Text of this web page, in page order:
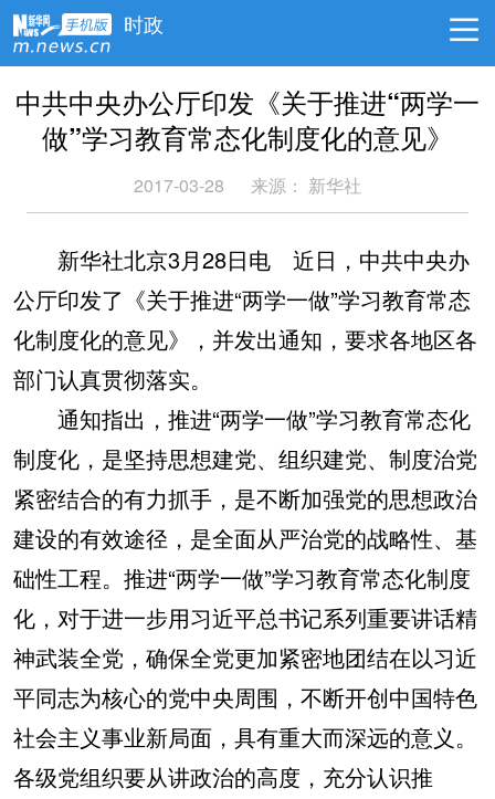
时政
中共中央办公厅印发《关于推进“两学一
做”学习教育常态化制度化的意见》
2017-03-28 来源： 新华社
新华社北京3月28日电 近日，中共中央办
公厅印发了《关于推进“两学一做”学习教育常态
化制度化的意见》，并发出通知，要求各地区各
部门认真贯彻落实。
通知指出，推进“两学一做”学习教育常态化
制度化，是坚持思想建党、组织建党、制度治党
紧密结合的有力抓手，是不断加强党的思想政治
建设的有效途径，是全面从严治党的战略性、基
础性工程。推进“两学一做”学习教育常态化制度
化，对于进一步用习近平总书记系列重要讲话精
神武装全党，确保全党更加紧密地团结在以习近
平同志为核心的党中央周围，不断开创中国特色
社会主义事业新局面，具有重大而深远的意义。
各级党组织要从讲政治的高度，充分认识推